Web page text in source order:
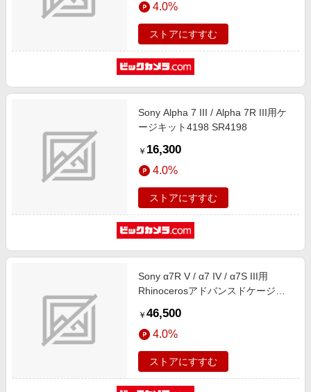
4.0%
ストアにすすむ
Sony Alpha 7 III / Alpha 7R III用ケ
ージキット4198 SR4198
￥ 16,300
4.0%
ストアにすすむ
Sony α7R V / α7 IV / α7S III用
Rhinocerosアドバンスドケージキ
￥ 46,500
4.0%
ストアにすすむ